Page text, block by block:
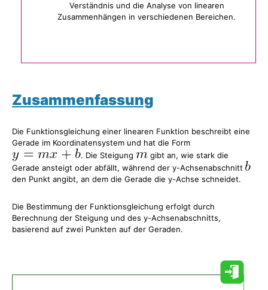
Verständnis und die Analyse von linearen
Zusammenhängen in verschiedenen Bereichen.
Zusammenfassung
Die Funktionsgleichung einer linearen Funktion beschreibt eine
Gerade im Koordinatensystem und hat die Form
. Die Steigung
gibt an, wie stark die
Gerade ansteigt oder abfällt, während der y-Achsenabschnitt
den Punkt angibt, an dem die Gerade die y-Achse schneidet.
Die Bestimmung der Funktionsgleichung erfolgt durch
Berechnung der Steigung und des y-Achsenabschnitts,
basierend auf zwei Punkten auf der Geraden.